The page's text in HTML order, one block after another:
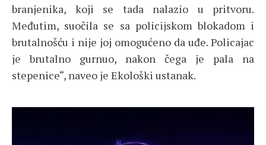
branjenika, koji se tada nalazio u pritvoru.
Međutim, suočila se sa policijskom blokadom i
brutalnošću i nije joj omogućeno da uđe. Policajac
je brutalno gurnuo, nakon čega je pala na
stepenice“, naveo je Ekološki ustanak.